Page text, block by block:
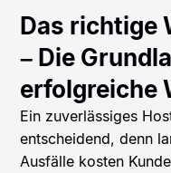
Das richtige
– Die
erfolgreiche
Ein zuverlässiges
entscheidend, denn
Ausfälle kosten